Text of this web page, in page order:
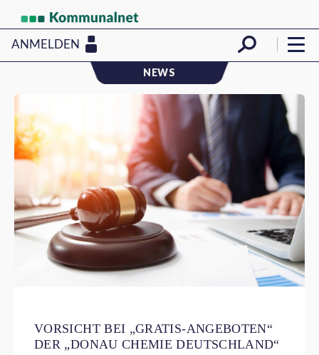
ANMELDEN
NEWS
VORSICHT BEI „GRATIS-ANGEBOTEN“
DER „DONAU CHEMIE DEUTSCHLAND“